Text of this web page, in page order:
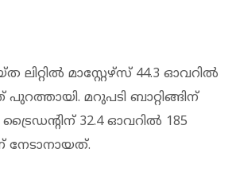
ലിറ്റിൽ മാസ്റ്റേഴ്സ് 44.3 ഓവറിൽ
മറുപടി ബാറ്റിങ്ങിന്
32.4 ഓവറിൽ 185